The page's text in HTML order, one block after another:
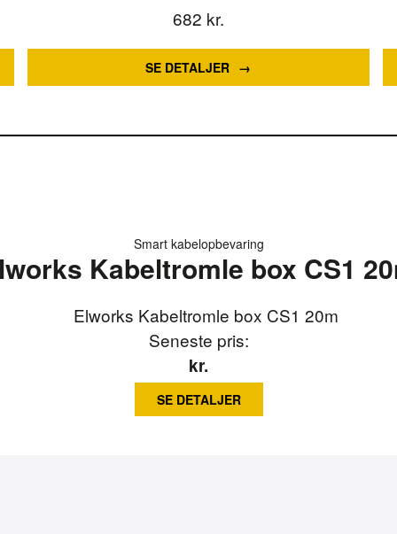
682 kr.
SE DETALJER
Smart kabelopbevaring
Kabeltromle box CS1
Seneste pris:
kr.
SE DETALJER